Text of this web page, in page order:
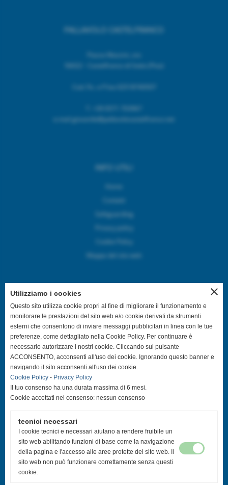
PALLAVOLO CASTELFRANCO
e.mail giovanile@pallavolocastelfranco.net
INFO UTILI
Contatti
Safeguarding
Mappa del sito web
SEGUICI SUI CANALI SOCIAL
@asdpallavolocastelfranco
@asdpallavolocastelfranco
Community Asd Pallavolo Castelfranco
@giovanile_castelfranco
close
Utilizziamo i cookies
Questo sito utilizza cookie propri al fine di migliorare il funzionamento e
monitorare le prestazioni del sito web e/o cookie derivati da strumenti
esterni che consentono di inviare messaggi pubblicitari in linea con le tue
preferenze, come dettagliato nella Cookie Policy. Per continuare è
necessario autorizzare i nostri cookie. Cliccando sul pulsante
ACCONSENTO, acconsenti all'uso dei cookie. Ignorando questo banner e
navigando il sito acconsenti all'uso dei cookie.
Cookie Policy - Privacy Policy
Il tuo consenso ha una durata massima di 6 mesi.
Cookie accettati nel consenso: nessun consenso
tecnici necessari
I cookie tecnici e necessari aiutano a rendere fruibile un
sito web abilitando funzioni di base come la navigazione
della pagina e l'accesso alle aree protette del sito web. Il
sito web non può funzionare correttamente senza questi
cookie.